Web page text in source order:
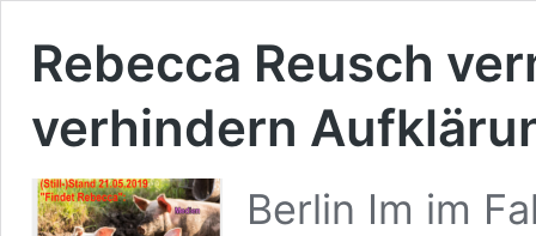
Rebecca Reusch
verhindern
Berlin Im im